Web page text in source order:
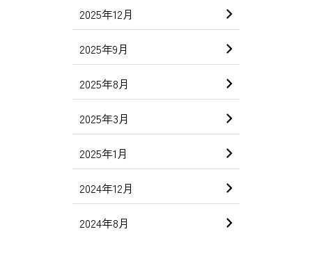
2025年12月
2025年9月
2025年8月
2025年3月
2025年1月
2024年12月
2024年8月